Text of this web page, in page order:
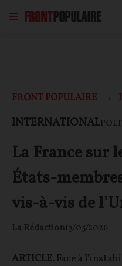
FRONT POPULAIRE
INTERNATIONAL
La France sur
États-
vis-à-vis de
La Rédaction13/05/2026
ARTICLE.Face à